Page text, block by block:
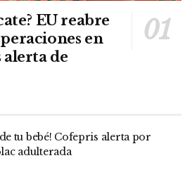
EU reabre
en
de
de tu bebé! Cofepris alerta por
adulterada